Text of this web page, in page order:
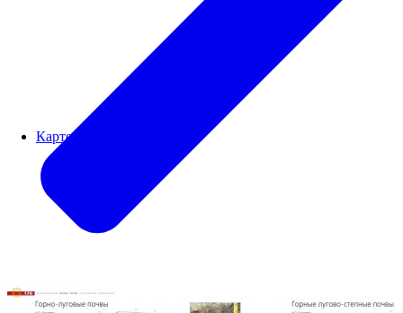
Картографический блок